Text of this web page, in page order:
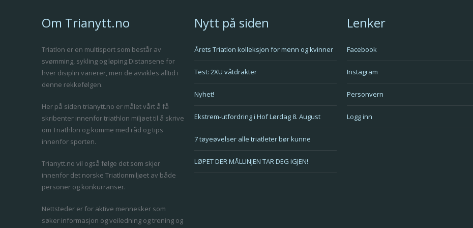
Om Trianytt.no
Triatlon er en multisport som består av
svømming, sykling og løping.Distansene for
hver disiplin varierer, men de avvikles alltid i
denne rekkefølgen.
Her på siden trianytt.no er målet vårt å få
skribenter innenfor triathlon miljøet til å skrive
om Triathlon og komme med råd og tips
innenfor sporten.
Trianytt.no vil også følge det som skjer
innenfor det norske Triatlonmiljøet av både
personer og konkurranser.
Nettsteder er for aktive mennesker som
søker informasjon og veiledning og trening og
Nytt på siden
Årets Triatlon kolleksjon for menn og kvinner
Test: 2XU våtdrakter
Nyhet!
Ekstrem-utfordring i Hof Lørdag 8. August
7 tøyeøvelser alle triatleter bør kunne
LØPET DER MÅLLINJEN TAR DEG IGJEN!
Lenker
Facebook
Instagram
Personvern
Logg inn